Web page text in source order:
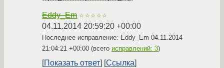
Eddy_Em ☆☆☆☆☆
04.11.2014 20:59:20 +00:00
Последнее исправление: Eddy_Em 04.11.2014
21:04:21 +00:00 (всего исправлений: 3)
Показать ответ Ссылка